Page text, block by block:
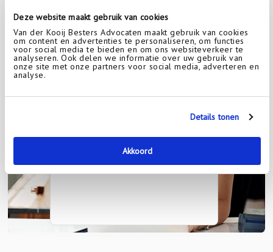
Deze website maakt gebruik van cookies
Van der Kooij Besters Advocaten maakt gebruik van cookies
om content en advertenties te personaliseren, om functies
voor social media te bieden en om ons websiteverkeer te
analyseren. Ook delen we informatie over uw gebruik van
onze site met onze partners voor social media, adverteren en
analyse.
Details tonen
Akkoord